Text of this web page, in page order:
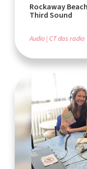
Rockaway
Third Sound
Audio CT das radio